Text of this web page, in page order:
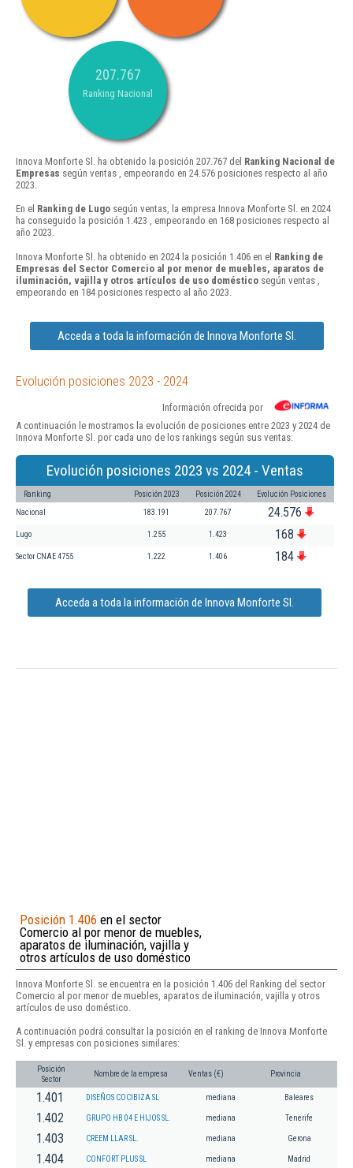
207.767
Ranking Nacional
Innova Monforte Sl. ha obtenido la posición 207.767 del Ranking Nacional de
Empresas según ventas , empeorando en 24.576 posiciones respecto al año
2023.
En el Ranking de Lugo según ventas, la empresa Innova Monforte Sl. en 2024
ha conseguido la posición 1.423 , empeorando en 168 posiciones respecto al
año 2023.
Innova Monforte Sl. ha obtenido en 2024 la posición 1.406 en el Ranking de
Empresas del Sector Comercio al por menor de muebles, aparatos de
iluminación, vajilla y otros artículos de uso doméstico según ventas ,
empeorando en 184 posiciones respecto al año 2023.
Acceda a toda la información de Innova Monforte Sl.
Evolución posiciones 2023 - 2024
Información ofrecida por
A continuación le mostramos la evolución de posiciones entre 2023 y 2024 de
Innova Monforte Sl. por cada uno de los rankings según sus ventas:
Evolución posiciones 2023 vs 2024 - Ventas
Ranking Posición 2023 Posición 2024 Evolución Posiciones
Nacional 183.191 207.767 24.576
Lugo 1.255 1.423 168
Sector CNAE 4755 1.222 1.406 184
Acceda a toda la información de Innova Monforte Sl.
Posición 1.406 en el sector
Comercio al por menor de muebles,
aparatos de iluminación, vajilla y
otros artículos de uso doméstico
Innova Monforte Sl. se encuentra en la posición 1.406 del Ranking del sector
Comercio al por menor de muebles, aparatos de iluminación, vajilla y otros
artículos de uso doméstico.
A continuación podrá consultar la posición en el ranking de Innova Monforte
Sl. y empresas con posiciones similares:
Posición
Sector
Nombre de la empresa Ventas (€) Provincia
1.401 DISEÑOS COCIBIZA SL mediana Baleares
1.402 GRUPO HB 04 E HIJOS SL. mediana Tenerife
1.403 CREEM LLAR SL. mediana Gerona
1.404 CONFORT PLUS SL mediana Madrid